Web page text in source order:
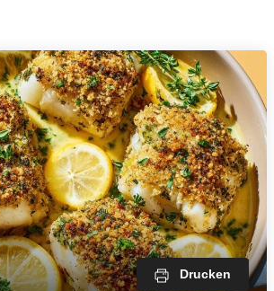
Drucken